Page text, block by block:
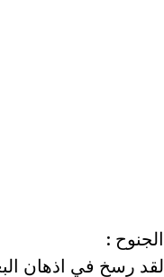
الجنوح :
لقد رسخ في اذهان